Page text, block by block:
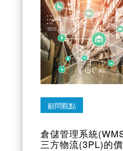
顧問觀點
倉儲管理系統
三方物流(3PL)的